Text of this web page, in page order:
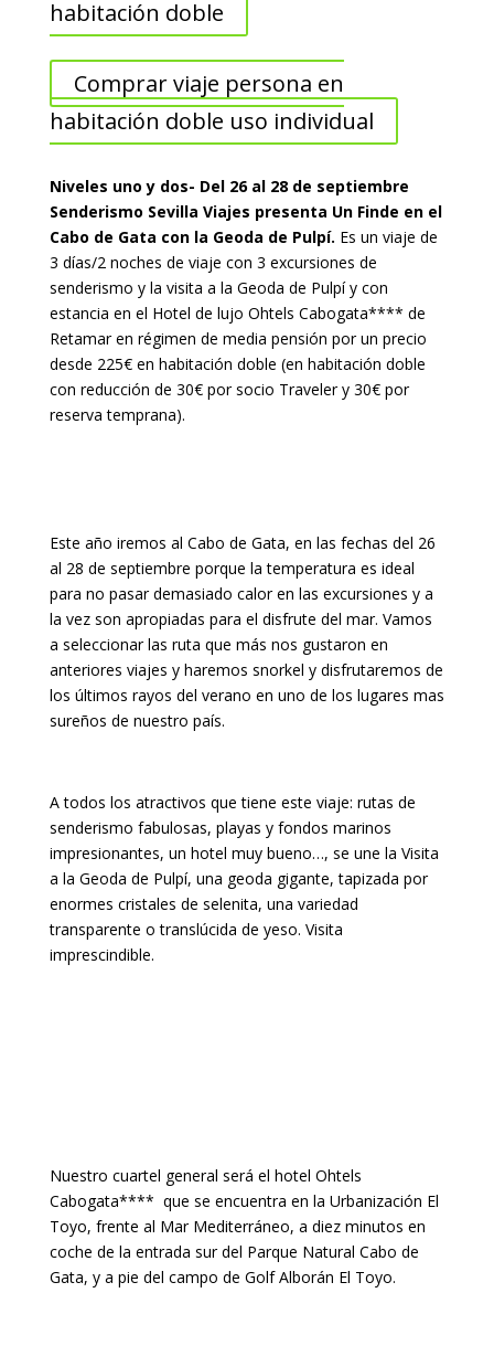
habitación doble
Comprar viaje persona en
habitación doble uso individual
Niveles uno y dos- Del 26 al 28 de septiembre
Senderismo Sevilla Viajes presenta Un Finde en el
Cabo de Gata con la Geoda de Pulpí. Es un viaje de
3 días/2 noches de viaje con 3 excursiones de
senderismo y la visita a la Geoda de Pulpí y con
estancia en el Hotel de lujo Ohtels Cabogata**** de
Retamar en régimen de media pensión por un precio
desde 225€ en habitación doble (en habitación doble
con reducción de 30€ por socio Traveler y 30€ por
reserva temprana).
Este año iremos al Cabo de Gata, en las fechas del 26
al 28 de septiembre porque la temperatura es ideal
para no pasar demasiado calor en las excursiones y a
la vez son apropiadas para el disfrute del mar. Vamos
a seleccionar las ruta que más nos gustaron en
anteriores viajes y haremos snorkel y disfrutaremos de
los últimos rayos del verano en uno de los lugares mas
sureños de nuestro país.
A todos los atractivos que tiene este viaje: rutas de
senderismo fabulosas, playas y fondos marinos
impresionantes, un hotel muy bueno…, se une la Visita
a la Geoda de Pulpí, una geoda gigante, tapizada por
enormes cristales de selenita, una variedad
transparente o translúcida de yeso. Visita
imprescindible.
Nuestro cuartel general será el hotel Ohtels
Cabogata**** que se encuentra en la Urbanización El
Toyo, frente al Mar Mediterráneo, a diez minutos en
coche de la entrada sur del Parque Natural Cabo de
Gata, y a pie del campo de Golf Alborán El Toyo.